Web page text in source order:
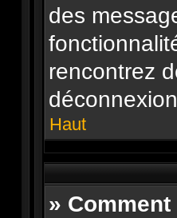
des
rencontrez
Haut
»